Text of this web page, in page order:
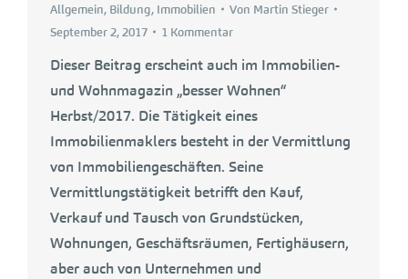
Allgemein, Bildung, Immobilien Von Martin Stieger
September 2, 2017
1 Kommentar
Dieser Beitrag erscheint auch im Immobilien-
und Wohnmagazin „besser Wohnen“
Herbst/2017. Die Tätigkeit eines
Immobilienmaklers besteht in der Vermittlung
von Immobiliengeschäften. Seine
Vermittlungstätigkeit betrifft den Kauf,
Verkauf und Tausch von Grundstücken,
Wohnungen, Geschäftsräumen, Fertighäusern,
aber auch von Unternehmen und